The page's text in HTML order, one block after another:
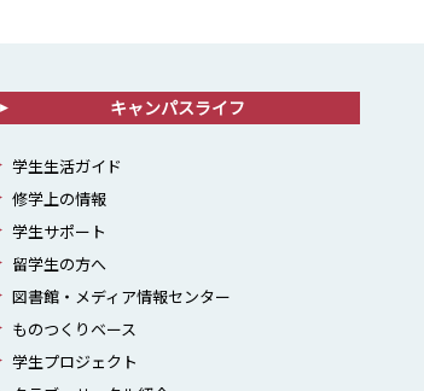
キャンパスライフ
学生生活ガイド
修学上の情報
学生サポート
留学生の方へ
図書館・メディア情報センター
ものつくりベース
学生プロジェクト